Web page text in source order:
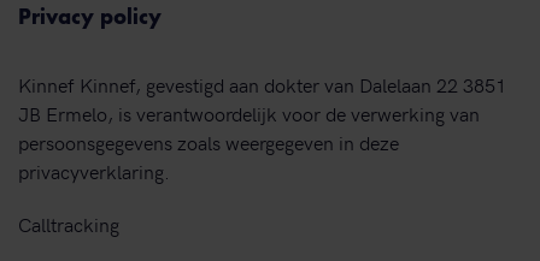
Privacy policy
Kinnef Kinnef, gevestigd aan dokter van Dalelaan 22 3851
JB Ermelo, is verantwoordelijk voor de verwerking van
persoonsgegevens zoals weergegeven in deze
privacyverklaring.
Calltracking